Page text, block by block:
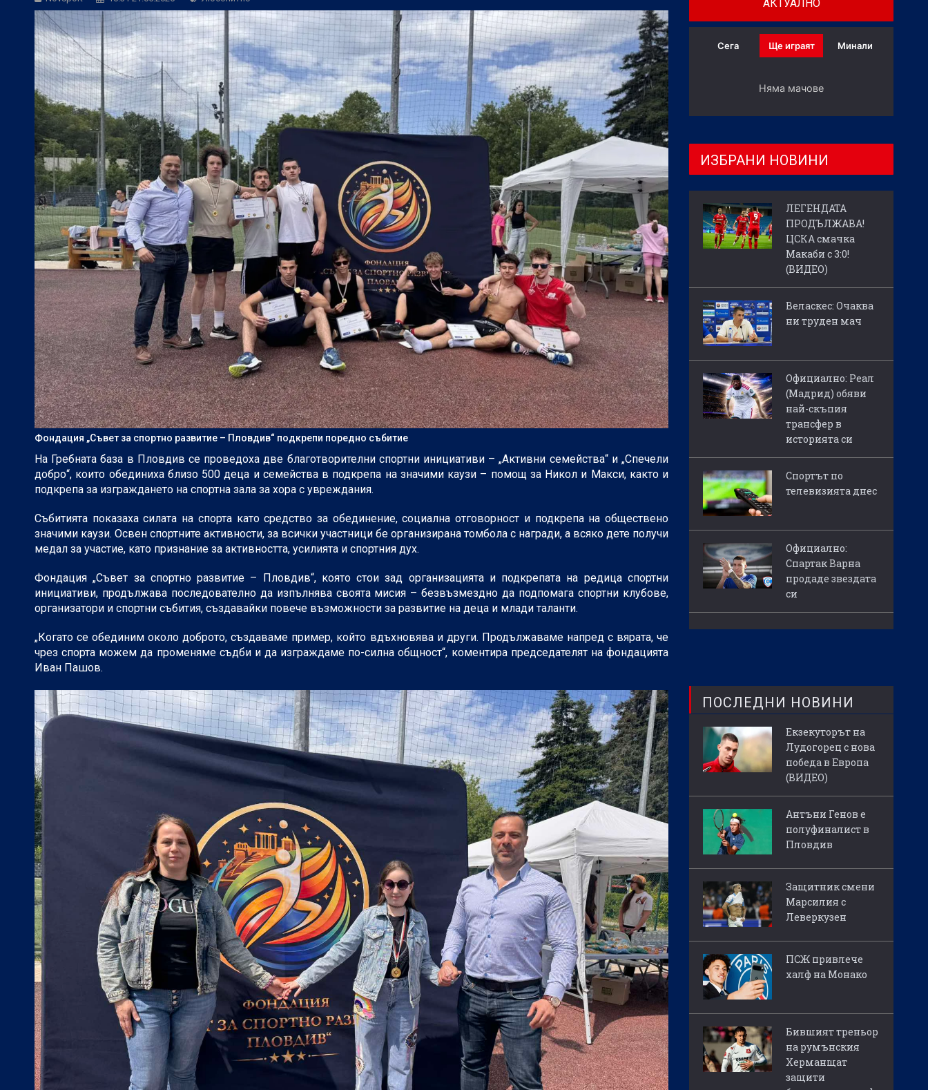
БГ Футбол:Веласкес: Очаква ни труден мач
Европейски футбол: Официално: Реал (Мадрид) обяви най-скъпия трансфер в историята си
Фондация „Съвет за спортно развитие – Пловдив“ подкрепи поредно събитие
На Гребната база в Пловдив се проведоха две благотворителни спортни инициативи – „Активни семейства“ и „Спечели
добро“, които обединиха близо 500 деца и семейства в подкрепа на значими каузи – помощ за Никол и Макси, както и
подкрепа за изграждането на спортна зала за хора с увреждания.
Събитията показаха силата на спорта като средство за обединение, социална отговорност и подкрепа на обществено
значими каузи. Освен спортните активности, за всички участници бе организирана томбола с награди, а всяко дете получи
медал за участие, като признание за активността, усилията и спортния дух.
Фондация „Съвет за спортно развитие – Пловдив“, която стои зад организацията и подкрепата на редица спортни
инициативи, продължава последователно да изпълнява своята мисия – безвъзмездно да подпомага спортни клубове,
организатори и спортни събития, създавайки повече възможности за развитие на деца и млади таланти.
„Когато се обединим около доброто, създаваме пример, който вдъхновява и други. Продължаваме напред с вярата, че
чрез спорта можем да променяме съдби и да изграждаме по-силна общност“, коментира председателят на фондацията
Иван Пашов.
АКТУАЛНО
Сега Ще играят Минали
Няма мачове
ИЗБРАНИ НОВИНИ
ЛЕГЕНДАТА
ПРОДЪЛЖАВА!
ЦСКА смачка
Макаби с 3:0!
(ВИДЕО)
Веласкес: Очаква
ни труден мач
Официално: Реал
(Мадрид) обяви
най-скъпия
трансфер в
историята си
Спортът по
телевизията днес
Официално:
Спартак Варна
продаде звездата
си
ПОСЛЕДНИ НОВИНИ
Екзекуторът на
Лудогорец с нова
победа в Европа
(ВИДЕО)
Антъни Генов е
полуфиналист в
Пловдив
Защитник смени
Марсилия с
Леверкузен
ПСЖ привлече
халф на Монако
Бившият треньор
на румънския
Херманщат
защити